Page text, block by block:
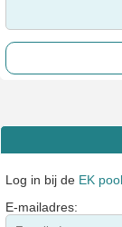
Log in bij de EK pool
E-mailadres: